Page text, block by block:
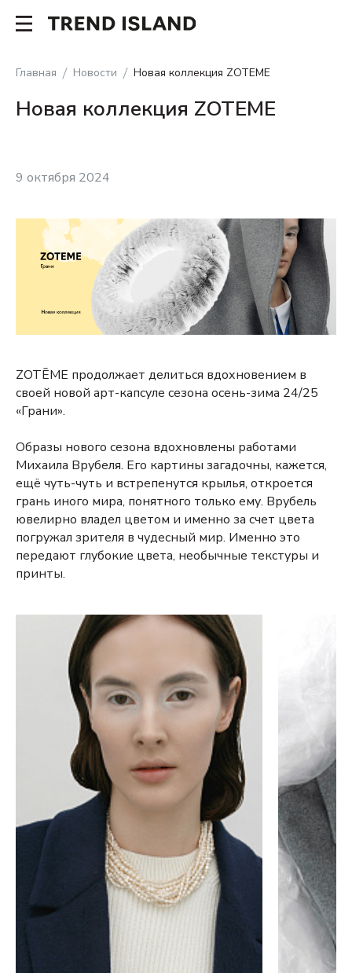
Главная Новости Новая коллекция ZOTEME
Новая коллекция ZOTEME
9 октября 2024
ZOTĒME продолжает делиться вдохновением в
своей новой арт-капсуле сезона осень-зима 24/25
«Грани».
Образы нового сезона вдохновлены работами
Михаила Врубеля. Его картины загадочны, кажется,
ещё чуть-чуть и встрепенутся крылья, откроется
грань иного мира, понятного только ему. Врубель
ювелирно владел цветом и именно за счет цвета
погружал зрителя в чудесный мир. Именно это
передают глубокие цвета, необычные текстуры и
принты.